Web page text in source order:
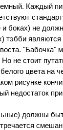
Каждый
боках) не
тэбби
"Бабочка"
не стоит
цвета на
рисунке
недостаток при
должны